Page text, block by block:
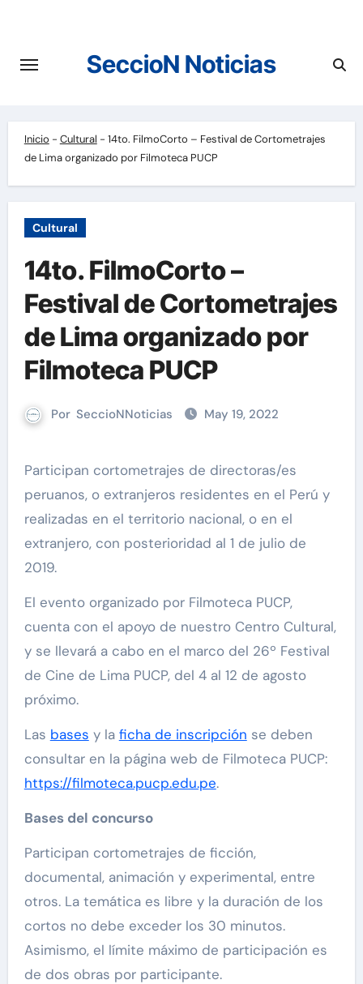
contenido
SeccioN Noticias
Inicio - Cultural - 14to. FilmoCorto – Festival de Cortometrajes
de Lima organizado por Filmoteca PUCP
Cultural
14to. FilmoCorto –
Festival de Cortometrajes
de Lima organizado por
Filmoteca PUCP
Por SeccioNNoticias May 19, 2022
Participan cortometrajes de directoras/es
peruanos, o extranjeros residentes en el Perú y
realizadas en el territorio nacional, o en el
extranjero, con posterioridad al 1 de julio de
2019.
El evento organizado por Filmoteca PUCP,
cuenta con el apoyo de nuestro Centro Cultural,
y se llevará a cabo en el marco del 26º Festival
de Cine de Lima PUCP, del 4 al 12 de agosto
próximo.
Las bases y la ficha de inscripción se deben
consultar en la página web de Filmoteca PUCP:
https://filmoteca.pucp.edu.pe.
Bases del concurso
Participan cortometrajes de ficción,
documental, animación y experimental, entre
otros. La temática es libre y la duración de los
cortos no debe exceder los 30 minutos.
Asimismo, el límite máximo de participación es
de dos obras por participante.